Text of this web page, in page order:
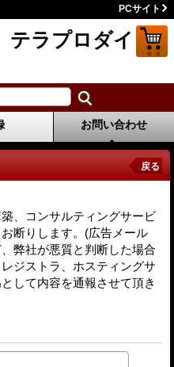
PCサイト
ラプロダイ
お問い合わせ
戻る
、コンサルティングサービ
断りします。(広告メール
弊社が悪質と判断した場合
ジストラ、ホスティングサ
して内容を通報させて頂き